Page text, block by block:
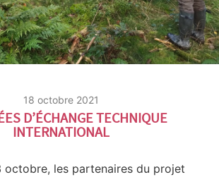
18 octobre 2021
D’ÉCHANGE TECHNIQUE
INTERNATIONAL
octobre, les partenaires du projet